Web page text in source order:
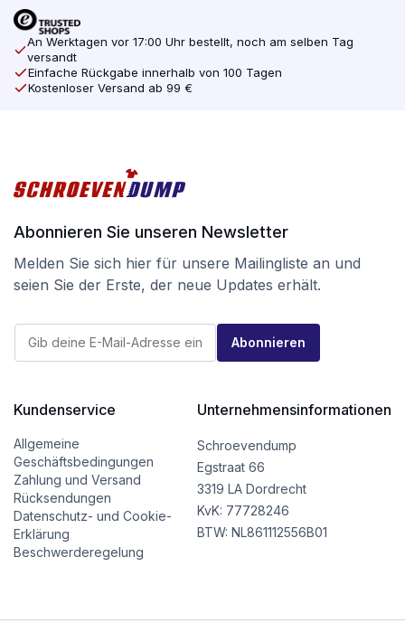
An Werktagen vor 17:00 Uhr bestellt, noch am selben Tag
versandt
Einfache Rückgabe innerhalb von 100 Tagen
Kostenloser Versand ab 99 €
Abonnieren Sie unseren Newsletter
Melden Sie sich hier für unsere Mailingliste an und
seien Sie der Erste, der neue Updates erhält.
a
*
E
M
l
Abonnieren
Kundenservice
Allgemeine
Geschäftsbedingungen
Zahlung und Versand
Rücksendungen
Datenschutz- und Cookie-
Erklärung
Beschwerderegelung
Unternehmensinformationen
Schroevendump
Egstraat 66
3319 LA Dordrecht
KvK: 77728246
BTW: NL861112556B01